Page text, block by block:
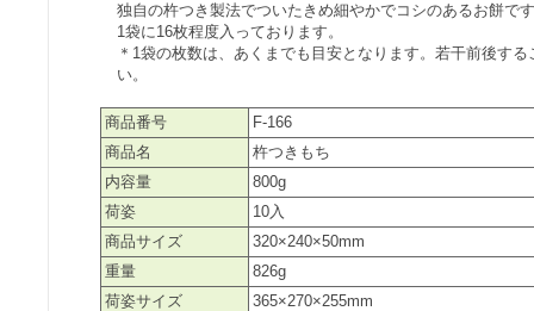
独自の杵つき製法でついたきめ細やかでコシのあるお餅で
1袋に16枚程度入っております。
＊1袋の枚数は、あくまでも目安となります。若干前後す
い。
商品番号
F-166
商品名
杵つきもち
内容量
800g
荷姿
10入
商品サイズ
320×240×50mm
重量
826g
荷姿サイズ
365×270×255mm